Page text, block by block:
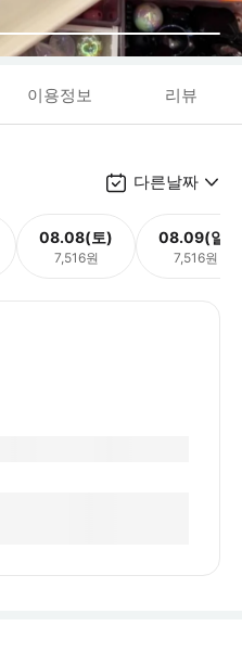
이용정보 리뷰
다른날짜
08.08(토)
7,516원
08.09(일)
7,516원